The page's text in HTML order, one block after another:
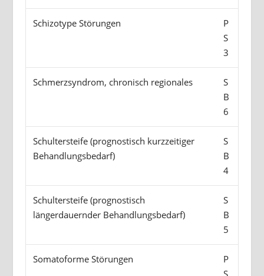
Schizotype Störungen
P
S
3
Schmerzsyndrom, chronisch regionales
S
B
6
Schultersteife (prognostisch kurzzeitiger
Behandlungsbedarf)
S
B
4
Schultersteife (prognostisch
längerdauernder Behandlungsbedarf)
S
B
5
Somatoforme Störungen
P
S